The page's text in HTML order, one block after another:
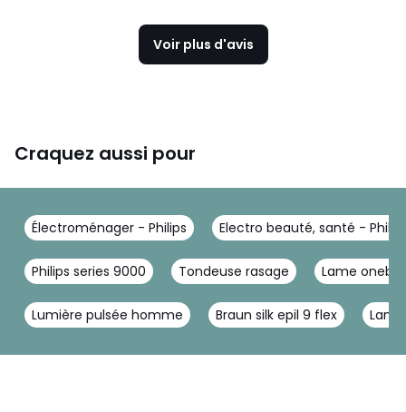
Chromé
Charge
Charge complète en 1 he
Consommation maxi
male
5.4
Voir plus d'avis
Craquez aussi pour
Électroménager - Philips Electro beauté, santé -
Philips series 9000 Tondeuse rasage Lame
Lumière pulsée homme Braun silk epil 9 flex